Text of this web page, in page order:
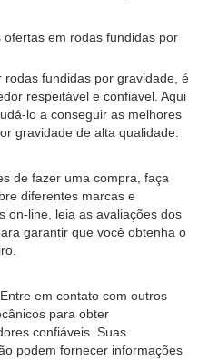
em rodas fundidas por
fundidas por gravidade, é
respeitável e confiável. Aqui
lo a conseguir as melhores
gravidade de alta qualidade:
de fazer uma compra, faça
diferentes marcas e
on-line, leia as avaliações dos
garantir que você obtenha o
em contato com outros
para obter
confiáveis. Suas
podem fornecer informações